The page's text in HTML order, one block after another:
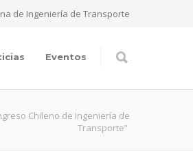
de Ingeniería de Transporte
Eventos
Chileno de Ingeniería de
Transporte”